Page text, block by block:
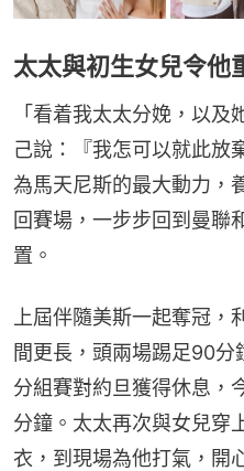
太太與初生女兒令他
「看着我太太分娩，以
己說：『我怎可以就此放
為馬天尼斯的最大動力，
回賽場，一步步回到曼聯
置。
上屆伴隨美斯一起奪冠
間更長，頭兩場踢足90
分組賽對約旦獲得休息，
分鐘。太太再次與女兒穿
衣，到現場為他打氣，開